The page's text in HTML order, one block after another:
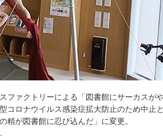
ファクトリーによる「図書館にサーカスが
コロナウイルス感染症拡大防止のため中止と
精が図書館に忍び込んだ」に変更。